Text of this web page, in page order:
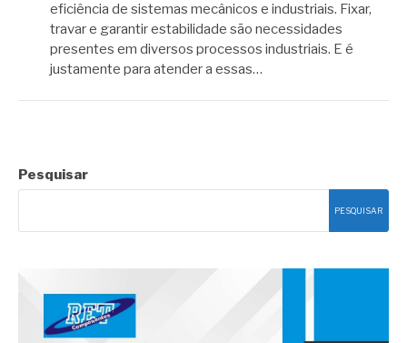
eficiência de sistemas mecânicos e industriais. Fixar,
travar e garantir estabilidade são necessidades
presentes em diversos processos industriais. E é
justamente para atender a essas…
Pesquisar
PESQUISAR